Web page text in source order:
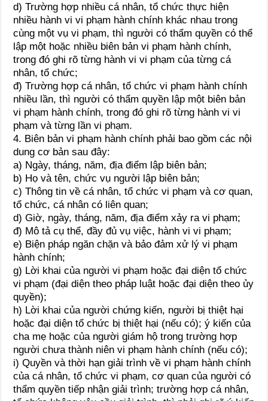
d) Trường hợp nhiều cá nhân, tổ chức thực hiện
nhiều hành vi vi phạm hành chính khác nhau trong
cùng một vụ vi phạm, thì người có thẩm quyền có thể
lập một hoặc nhiều biên bản vi phạm hành chính,
trong đó ghi rõ từng hành vi vi phạm của từng cá
nhân, tổ chức;
đ) Trường hợp cá nhân, tổ chức vi phạm hành chính
nhiều lần, thì người có thẩm quyền lập một biên bản
vi phạm hành chính, trong đó ghi rõ từng hành vi vi
phạm và từng lần vi phạm.
4. Biên bản vi phạm hành chính phải bao gồm các nội
dung cơ bản sau đây:
a) Ngày, tháng, năm, địa điểm lập biên bản;
b) Họ và tên, chức vụ người lập biên bản;
c) Thông tin về cá nhân, tổ chức vi phạm và cơ quan,
tổ chức, cá nhân có liên quan;
d) Giờ, ngày, tháng, năm, địa điểm xảy ra vi phạm;
đ) Mô tả cụ thể, đầy đủ vụ việc, hành vi vi phạm;
e) Biện pháp ngăn chặn và bảo đảm xử lý vi phạm
hành chính;
g) Lời khai của người vi phạm hoặc đại diện tổ chức
vi phạm (đại diện theo pháp luật hoặc đại diện theo ủy
quyền);
h) Lời khai của người chứng kiến, người bị thiệt hại
hoặc đại diện tổ chức bị thiệt hại (nếu có); ý kiến của
cha mẹ hoặc của người giám hộ trong trường hợp
người chưa thành niên vi phạm hành chính (nếu có);
i) Quyền và thời hạn giải trình về vi phạm hành chính
của cá nhân, tổ chức vi phạm, cơ quan của người có
thẩm quyền tiếp nhận giải trình; trường hợp cá nhân,